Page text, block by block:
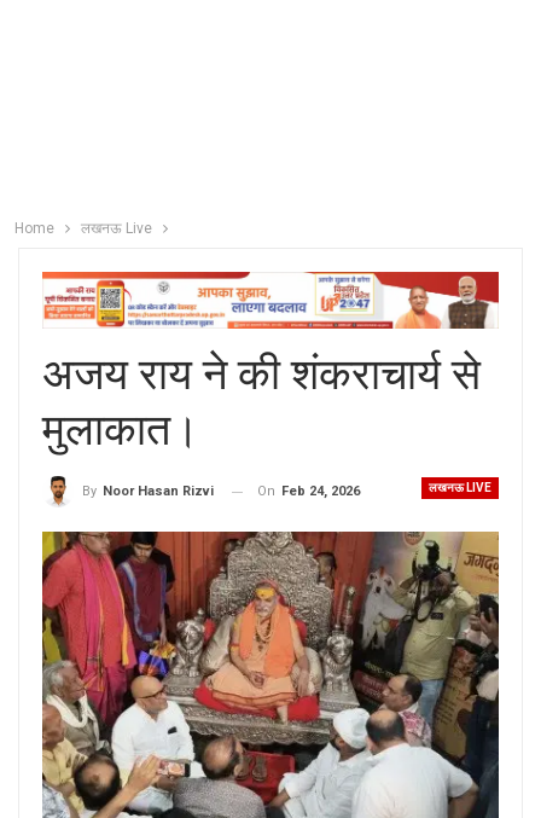
Home लखनऊ Live
अजय राय ने की शंकराचार्य से
मुलाकात।
लखनऊ LIVE
By Noor Hasan Rizvi On Feb 24, 2026